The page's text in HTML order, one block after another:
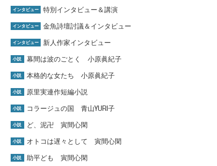
インタビュー 特別インタビュー＆講演
インタビュー 金魚詩壇討議＆インタビュー
インタビュー 新人作家インタビュー
小説 幕間は波のごとく 小原眞紀子
小説 本格的な女たち 小原眞紀子
小説 原里実連作短編小説
小説 コラージュの国 青山YURI子
小説 ど、泥卍 寅間心閑
小説 オトコは遅々として 寅間心閑
小説 助平ども 寅間心閑